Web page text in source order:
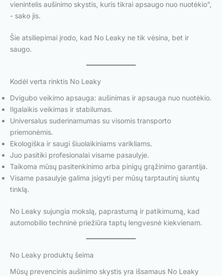
vienintelis aušinimo skystis, kuris tikrai apsaugo nuo nuotėkio”,
- sako jis.
Šie atsiliepimai įrodo, kad No Leaky ne tik vėsina, bet ir
saugo.
Kodėl verta rinktis No Leaky
Dvigubo veikimo apsauga: aušinimas ir apsauga nuo nuotėkio.
Ilgalaikis veikimas ir stabilumas.
Universalus suderinamumas su visomis transporto
priemonėmis.
Ekologiška ir saugi šiuolaikiniams varikliams.
Juo pasitiki profesionalai visame pasaulyje.
Taikoma mūsų pasitenkinimo arba pinigų grąžinimo garantija.
Visame pasaulyje galima įsigyti per mūsų tarptautinį siuntų
tinklą.
No Leaky sujungia mokslą, paprastumą ir patikimumą, kad
automobilio techninė priežiūra taptų lengvesnė kiekvienam.
No Leaky produktų šeima
Mūsų prevencinis aušinimo skystis yra išsamaus No Leaky